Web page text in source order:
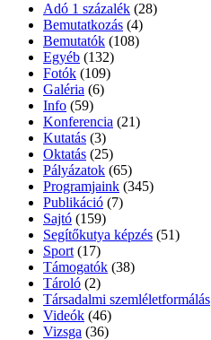
Adó 1 százalék (28)
Bemutatkozás (4)
Bemutatók (108)
Egyéb (132)
Fotók (109)
Galéria (6)
Info (59)
Konferencia (21)
Kutatás (3)
Oktatás (25)
Pályázatok (65)
Programjaink (345)
Publikáció (7)
Sajtó (159)
Segítőkutya képzés (51)
Sport (17)
Támogatók (38)
Tároló (2)
Társadalmi szemléletformálás
Videók (46)
Vizsga (36)